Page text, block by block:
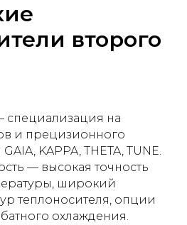
второго
специализация на
и прецизионного
KAPPA, THETA, TUNE.
— высокая точность
широкий
теплоносителя, опции
охлаждения.